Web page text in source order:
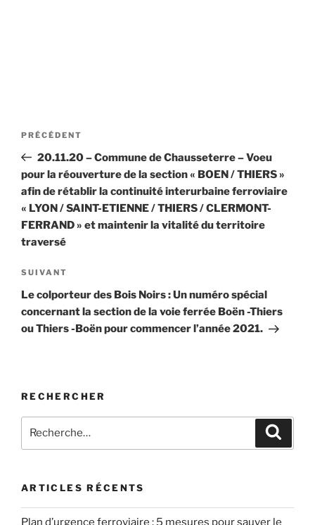
Navigation
l’article
Article
précédent
PRÉCÉDENT
20.11.20 – Commune de Chausseterre – Voeu
pour la réouverture de la section « BOEN / THIERS »
afin de rétablir la continuité interurbaine ferroviaire
« LYON / SAINT-ETIENNE / THIERS / CLERMONT-
FERRAND » et maintenir la vitalité du territoire
traversé
Article
suivant
SUIVANT
Le colporteur des Bois Noirs : Un numéro spécial
concernant la section de la voie ferrée Boën -Thiers
ou Thiers -Boën pour commencer l’année 2021.
RECHERCHER
pour
ARTICLES RÉCENTS
Plan d’urgence ferroviaire : 5 mesures pour sauver le